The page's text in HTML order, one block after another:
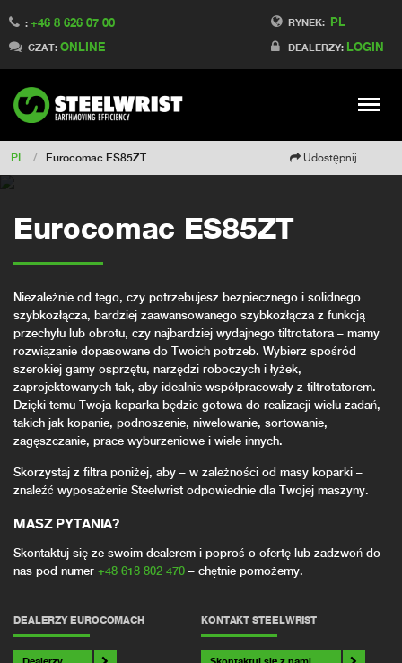
RYNEK: PL
DEALERZY: LOGIN
: +46 8 626 07 00
CZAT: ONLINE
Meny
Switch to Finland
Switch to Denmark
Switch to China
Switch to Australia
Change market
PL / Eurocomac ES85ZT Udostępnij
Eurocomac ES85ZT
Niezależnie od tego, czy potrzebujesz bezpiecznego i solidnego
szybkozłącza, bardziej zaawansowanego szybkozłącza z funkcją
przechyłu lub obrotu, czy najbardziej wydajnego tiltrotatora – mamy
rozwiązanie dopasowane do Twoich potrzeb. Wybierz spośród
szerokiej gamy osprzętu, narzędzi roboczych i łyżek,
zaprojektowanych tak, aby idealnie współpracowały z tiltrotatorem.
Dzięki temu Twoja koparka będzie gotowa do realizacji wielu zadań,
takich jak kopanie, podnoszenie, niwelowanie, sortowanie,
zagęszczanie, prace wyburzeniowe i wiele innych.
Skorzystaj z filtra poniżej, aby – w zależności od masy koparki –
znaleźć wyposażenie Steelwrist odpowiednie dla Twojej maszyny.
MASZ PYTANIA?
Skontaktuj się ze swoim dealerem i poproś o ofertę lub zadzwoń do
nas pod numer +48 618 802 470 – chętnie pomożemy.
DEALERZY EUROCOMACH
Dealerzy
KONTAKT STEELWRIST
Skontaktuj się z nami